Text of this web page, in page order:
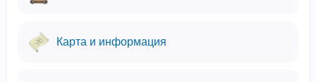
Карта и информация